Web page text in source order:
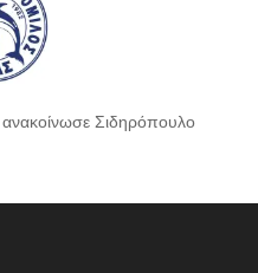
Σιδηρόπουλο